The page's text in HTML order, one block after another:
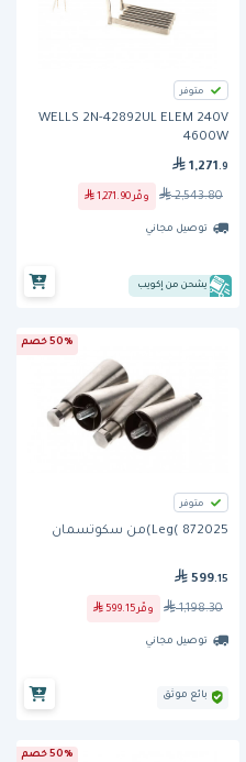
متوفر
WELLS 2N-42892UL ELEM 240V
4600W
1,271 .9
2,543.80 وفّر 1,271.90
توصيل مجاني
يشحن من إكويب
50% خصم
متوفر
Leg( 872025)من سكوتسمان
599.15
1,198.30 وفّر 599.15
توصيل مجاني
بائع موثق
50% خصم